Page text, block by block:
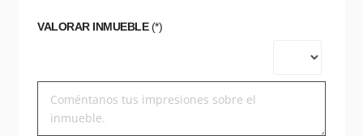
VALORAR INMUEBLE(*)